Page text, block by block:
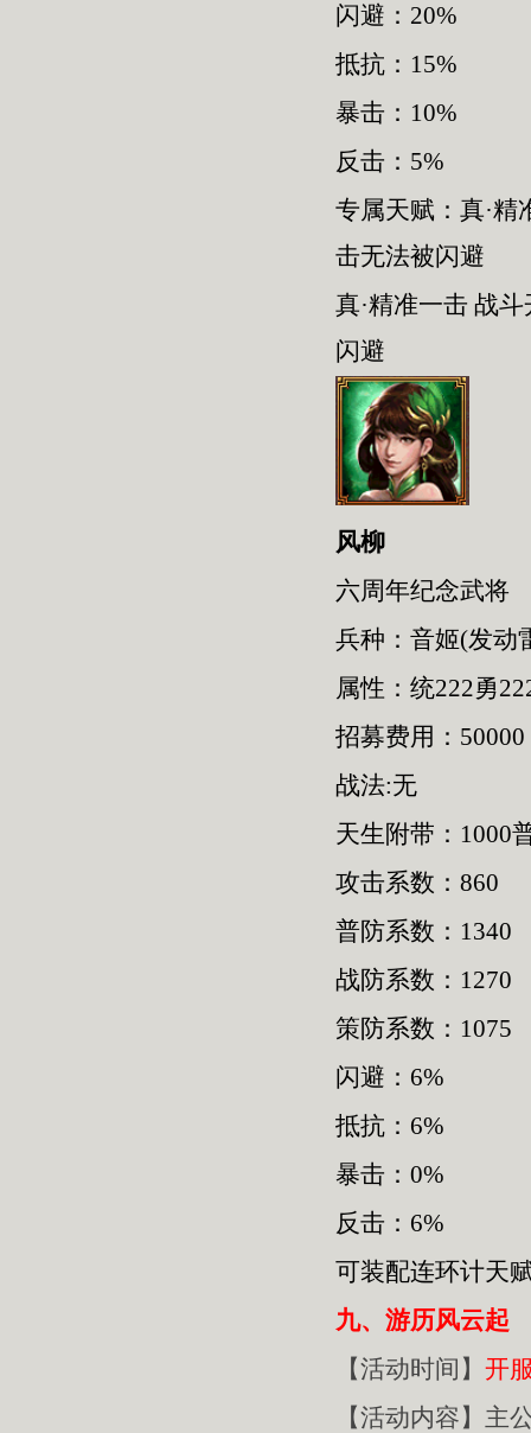
闪避：20%
抵抗：15%
暴击：10%
反击：5%
专属天赋：真·精
击无法被闪避
真·精准一击 战
闪避
风柳
六周年纪念武将
兵种：音姬(发动
属性：统222勇
招募费用：50000
战法:无
天生附带：1000
攻击系数：860
普防系数：1340
战防系数：1270
策防系数：1075
闪避：6%
抵抗：6%
暴击：0%
反击：6%
可装配连环计天
九、游历风云起
【活动时间】 开
【活动内容】主